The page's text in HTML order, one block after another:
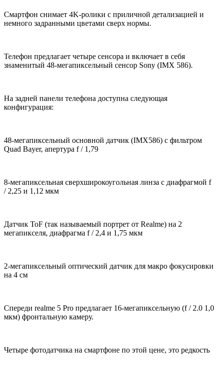
Смартфон снимает 4K-ролики с приличной детализацией и
немного задранными цветами сверх нормы.
Телефон предлагает четыре сенсора и включает в себя
знаменитый 48-мегапиксельный сенсор Sony (IMX 586).
На задней панели телефона доступна следующая
конфигурация:
48-мегапиксельный основной датчик (IMX586) с фильтром
Quad Bayer, апертура f / 1,79
8-мегапиксельная сверхширокоугольная линза с диафрагмой f
/ 2,25 и 1,12 мкм
Датчик ToF (так называемый портрет от Realme) на 2
мегапикселя, диафрагма f / 2,4 и 1,75 мкм
2-мегапиксельный оптический датчик для макро фокусировки
на 4 см
Спереди realme 5 Pro предлагает 16-мегапиксельную (f / 2.0 1,0
мкм) фронтальную камеру.
Четыре фотодатчика на смартфоне по этой цене, это редкость